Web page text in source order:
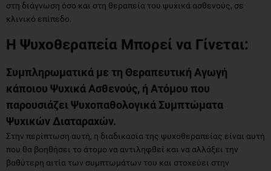
στη διάγνωση όσο και στη θεραπεία του ψυχικά ασθενούς, σε
κλινικό επίπεδο.
Η Ψυχοθεραπεία Μπορεί να Γίνεται:
Συμπληρωματικά με τη Θεραπευτική Αγωγή
κάποιου Ψυχικά Ασθενούς, ή Ατόμου που
παρουσιάζει Ψυχοπαθολογικά Συμπτώματα
Ψυχικών Διαταραχών.
Στην περίπτωση αυτή, η διαδικασία της ψυχοθεραπείας είναι αυτή
που θα βοηθήσει το άτομο να αντιληφθεί και να αλλάξει την
βαθύτερη αιτία των συμπτωμάτων του και στοχεύει στην